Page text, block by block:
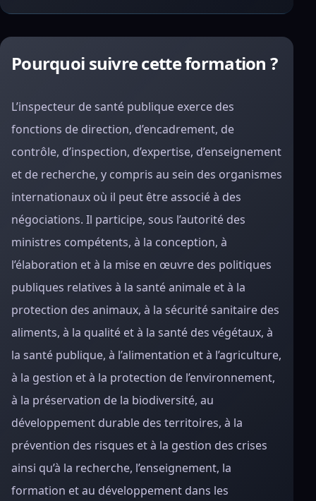
Pourquoi suivre cette formation ?
L’inspecteur de santé publique exerce des
fonctions de direction, d’encadrement, de
contrôle, d’inspection, d’expertise, d’enseignement
et de recherche, y compris au sein des organismes
internationaux où il peut être associé à des
négociations. Il participe, sous l’autorité des
ministres compétents, à la conception, à
l’élaboration et à la mise en œuvre des politiques
publiques relatives à la santé animale et à la
protection des animaux, à la sécurité sanitaire des
aliments, à la qualité et à la santé des végétaux, à
la santé publique, à l’alimentation et à l’agriculture,
à la gestion et à la protection de l’environnement,
à la préservation de la biodiversité, au
développement durable des territoires, à la
prévention des risques et à la gestion des crises
ainsi qu’à la recherche, l’enseignement, la
formation et au développement dans les